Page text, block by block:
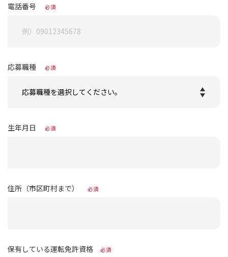
電話番号 必須
応募職種 必須
生年月日 必須
住所（市区町村まで） 必須
保有している運転免許資格 必須